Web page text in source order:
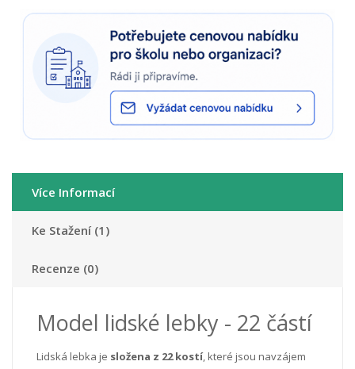
Více Informací
Ke Stažení (1)
Recenze (0)
Model lidské lebky - 22 částí
Lidská lebka je složena z 22 kostí, které jsou navzájem